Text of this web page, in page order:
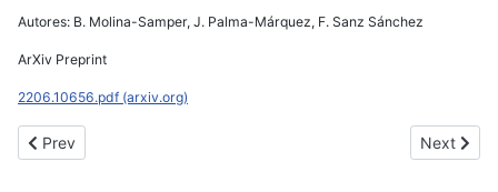
Autores: B. Molina-Samper, J. Palma-Márquez, F. Sanz Sánchez
ArXiv Preprint
2206.10656.pdf (arxiv.org)
Previous article: Analytic semiroots for plane branches and
Prev Next
Next